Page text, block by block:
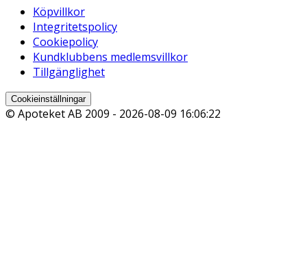
Köpvillkor
Integritetspolicy
Cookiepolicy
Kundklubbens medlemsvillkor
Tillgänglighet
Cookieinställningar
© Apoteket AB 2009 - 2026-08-09 16:06:22